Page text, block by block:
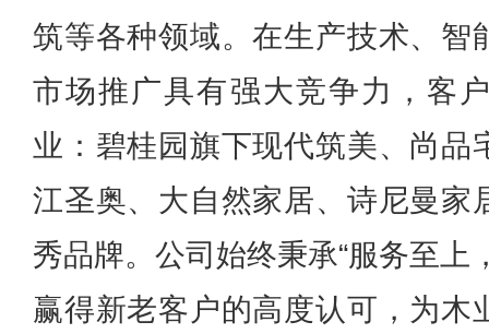
筑等各种领域。在生产技术、智
市场推广具有强大竞争力，客
业：碧桂园旗下现代筑美、尚品
江圣奥、大自然家居、诗尼曼家
秀品牌。公司始终秉承“服务至上
赢得新老客户的高度认可，为木